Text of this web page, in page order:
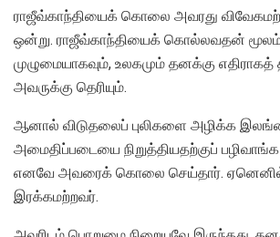
ராஜீவ்காந்தியைக் கொலை அவரது விவேகமற்ற
ஒன்று. ராஜீவ்காந்தியைக் கொல்லவதன்
முழுமையாகவும், உலகமும் தனக்கு எதிராகத்
அவருக்கு தெரியும்.
ஆனால் விடுதலைப் புலிகளை அழிக்க
அமைதிப்படையை நிறுத்தியதற்குப் பழிவாங்க
எனவே அவரைக் கொலை செய்தார்.
இரக்கமற்றவர்.